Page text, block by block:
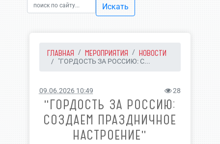
Искать
ГЛАВНАЯ МЕРОПРИЯТИЯ НОВОСТИ
"ГОРДОСТЬ ЗА РОССИЮ: С...
09.06.2026 10:49 28
"ГОРДОСТЬ ЗА РОССИЮ:
СОЗДАЕМ ПРАЗДНИЧНОЕ
НАСТРОЕНИЕ"